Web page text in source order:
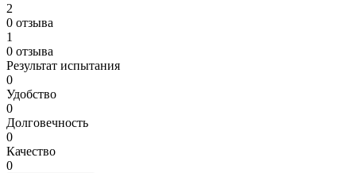
2
0 отзыва
1
0 отзыва
Результат испытания
0
Удобство
0
Долговечность
0
Качество
0